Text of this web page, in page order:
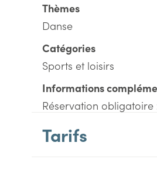
Thèmes
Danse
Catégories
Sports et loisirs
Informations
Réservation obligatoire
Tarifs